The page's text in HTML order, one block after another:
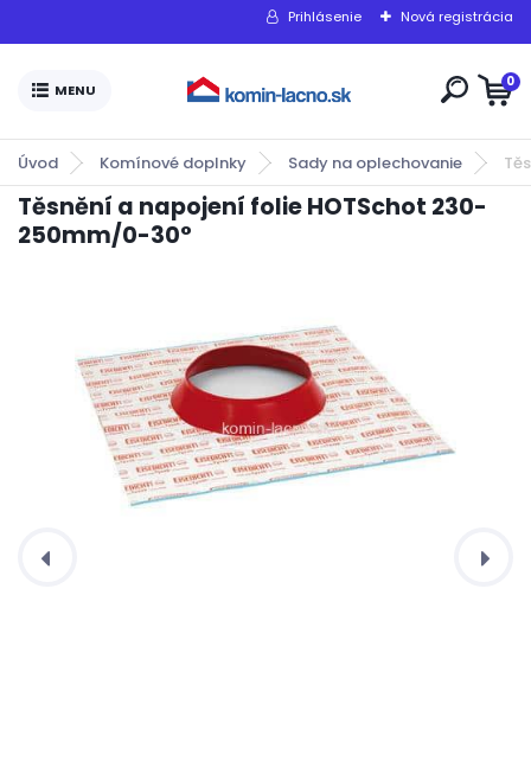
Prihlásenie Nová registrácia
0
Úvod Komínové doplnky Sady na oplechovanie
Těsnění a napojení folie HOTSchot 230-
250mm/0-30°